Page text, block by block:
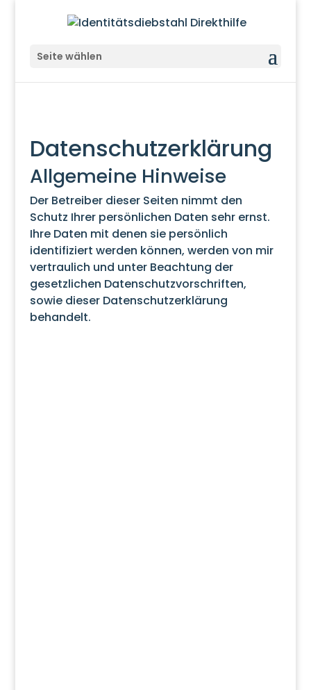
Seite wählen
Datenschutz­­erklärung
Allgemeine Hinweise
Der Betreiber dieser Seiten nimmt den
Schutz Ihrer persönlichen Daten sehr ernst.
Ihre Daten mit denen sie persönlich
identifiziert werden können, werden von mir
vertraulich und unter Beachtung der
gesetzlichen Datenschutzvorschriften,
sowie dieser Datenschutzerklärung
behandelt.